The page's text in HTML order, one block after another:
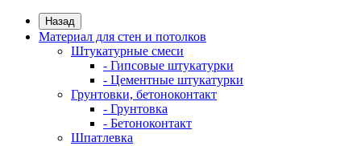
Назад
Материал для стен и потолков
Штукатурные смеси
- Гипсовые штукатурки
- Цементные штукатурки
Грунтовки, бетоноконтакт
- Грунтовка
- Бетоноконтакт
Шпатлевка